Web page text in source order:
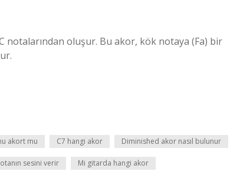
notalarından oluşur. Bu akor, kök notaya (Fa) bir
akort mu C7 hangi akor Diminished akor nasıl bulunur
sesini verir Mi gitarda hangi akor